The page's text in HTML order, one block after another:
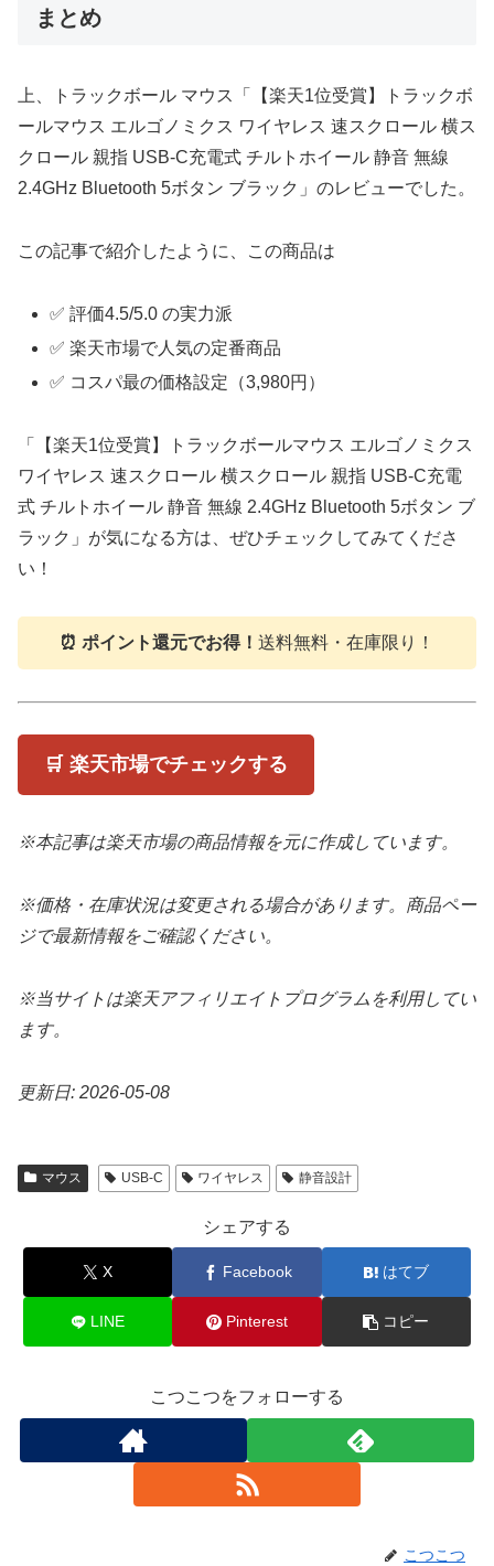
まとめ
上、トラックボール マウス「【楽天1位受賞】トラックボ
ールマウス エルゴノミクス ワイヤレス 速スクロール 横ス
クロール 親指 USB-C充電式 チルトホイール 静音 無線
2.4GHz Bluetooth 5ボタン ブラック」のレビューでした。
この記事で紹介したように、この商品は
✅ 評価4.5/5.0 の実力派
✅ 楽天市場で人気の定番商品
✅ コスパ最の価格設定（3,980円）
「【楽天1位受賞】トラックボールマウス エルゴノミクス
ワイヤレス 速スクロール 横スクロール 親指 USB-C充電
式 チルトホイール 静音 無線 2.4GHz Bluetooth 5ボタン ブ
ラック」が気になる方は、ぜひチェックしてみてくださ
い！
⏰ ポイント還元でお得！ 送料無料・在庫限り！
🛒 楽天市場でチェックする
※本記事は楽天市場の商品情報を元に作成しています。
※価格・在庫状況は変更される場合があります。商品ペー
ジで最新情報をご確認ください。
※当サイトは楽天アフィリエイトプログラムを利用してい
ます。
更新日: 2026-05-08
マウス USB-C ワイヤレス 静音設計
シェアする
X Facebook はてブ
LINE Pinterest コピー
こつこつをフォローする
こつこつ